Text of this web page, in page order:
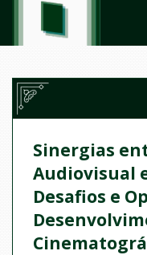
Sinergias
Audiovisual
Desafios e